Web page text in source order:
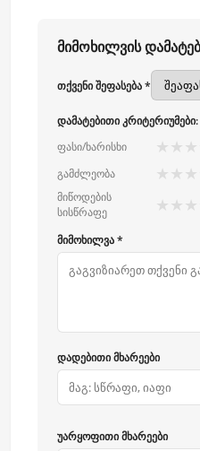
მიმოხილვის
თქვენი შეფასება *
დამატებითი კრიტერიუმები:
ფასი/ხარისხი
★ ★ ★
გამძლეობა ★ ★ ★
მიწოდების
სისწრაფე
★ ★ ★
მიმოხილვა *
დადებითი მხარეები
უარყოფითი მხარეები